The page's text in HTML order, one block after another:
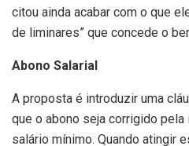
citou ainda acabar com o que
de liminares” que concede o
Abono Salarial
A proposta é introduzir uma
que o abono seja corrigido pela
salário mínimo. Quando atingir